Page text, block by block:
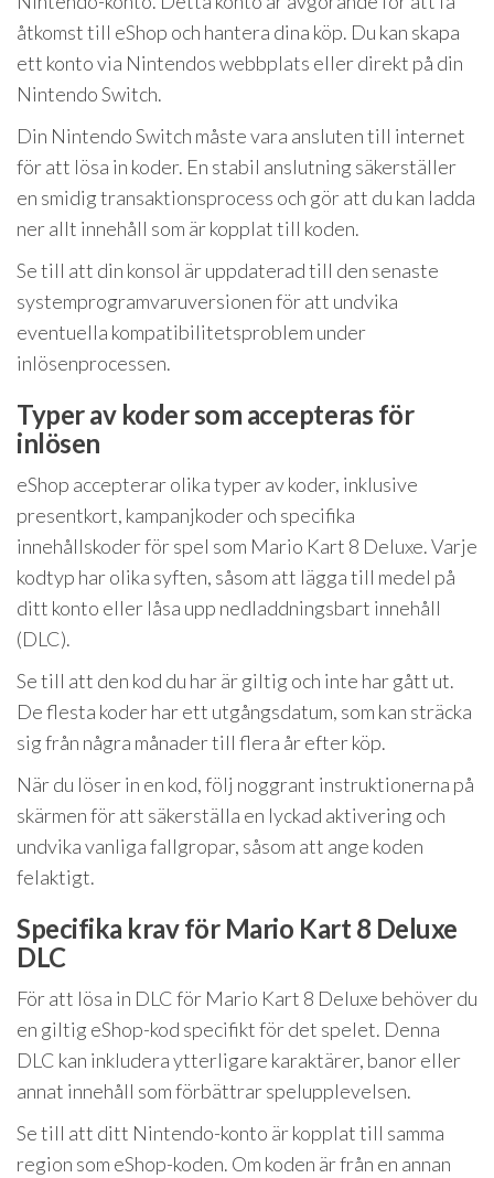
åtkomst till eShop och hantera dina köp. Du kan skapa
ett konto via Nintendos webbplats eller direkt på din
Nintendo Switch.
Din Nintendo Switch måste vara ansluten till internet
för att lösa in koder. En stabil anslutning säkerställer
en smidig transaktionsprocess och gör att du kan ladda
ner allt innehåll som är kopplat till koden.
Se till att din konsol är uppdaterad till den senaste
systemprogramvaruversionen för att undvika
eventuella kompatibilitetsproblem under
inlösenprocessen.
Typer av koder som accepteras för
inlösen
eShop accepterar olika typer av koder, inklusive
presentkort, kampanjkoder och specifika
innehållskoder för spel som Mario Kart 8 Deluxe. Varje
kodtyp har olika syften, såsom att lägga till medel på
ditt konto eller låsa upp nedladdningsbart innehåll
(DLC).
Se till att den kod du har är giltig och inte har gått ut.
De flesta koder har ett utgångsdatum, som kan sträcka
sig från några månader till flera år efter köp.
När du löser in en kod, följ noggrant instruktionerna på
skärmen för att säkerställa en lyckad aktivering och
undvika vanliga fallgropar, såsom att ange koden
felaktigt.
Specifika krav för Mario Kart 8 Deluxe
DLC
För att lösa in DLC för Mario Kart 8 Deluxe behöver du
en giltig eShop-kod specifikt för det spelet. Denna
DLC kan inkludera ytterligare karaktärer, banor eller
annat innehåll som förbättrar spelupplevelsen.
Se till att ditt Nintendo-konto är kopplat till samma
region som eShop-koden. Om koden är från en annan